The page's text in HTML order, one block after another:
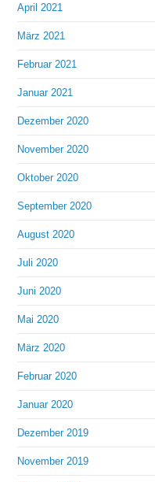
April 2021
März 2021
Februar 2021
Januar 2021
Dezember 2020
November 2020
Oktober 2020
September 2020
August 2020
Juli 2020
Juni 2020
Mai 2020
März 2020
Februar 2020
Januar 2020
Dezember 2019
November 2019